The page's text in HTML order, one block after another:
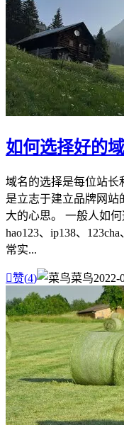
如何选择好的
域名的选择是每位站长
是立志于建立品牌网站
大的心思。 一般人如
hao123、ip138、
常实...
赞(4) 菜鸟2022-